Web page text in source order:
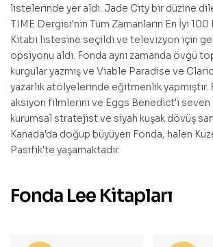
listelerinde yer aldı. Jade City bir düzine
TIME Dergisi'nin Tüm Zamanların En İyi
Kitabı listesine seçildi ve televizyon için
opsiyonu aldı. Fonda aynı zamanda övgü
kurgular yazmış ve Viable Paradise ve
yazarlık atölyelerinde eğitmenlik yapmıştır.
aksiyon filmlerini ve Eggs Benedict'i seven
kurumsal stratejist ve siyah kuşak dövüş
Kanada'da doğup büyüyen Fonda, halen
Pasifik'te yaşamaktadır.
Fonda Lee Kitapları